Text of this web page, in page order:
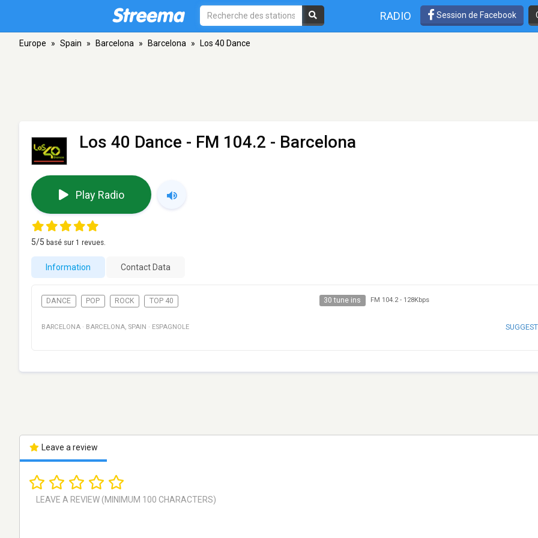
RADIO Session de Facebook
Europe » Spain » Barcelona » Barcelona » Los 40 Dance
Los 40 Dance - FM 104.2 - Barcelona
Play Radio
5/5 basé sur 1 revues.
Information Contact Data
DANCE POP ROCK TOP 40 30 tune ins FM 104.2- 128Kbps
BARCELONA · BARCELONA SPAIN · ESPAGNOLE
Leave a review